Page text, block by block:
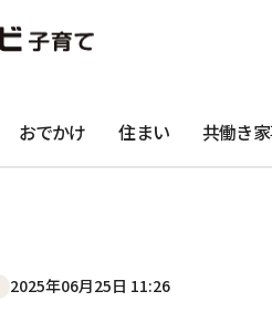
おでかけ 住まい 共働き
2025年06月25日 11:26